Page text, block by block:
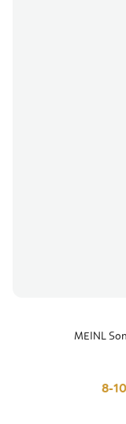
MEINL
8-